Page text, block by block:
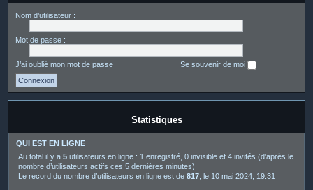
Nom d’utilisateur :
Mot de passe :
J’ai oublié mon mot de passe Se souvenir de moi
Statistiques
QUI EST EN LIGNE
Au total il y a 5 utilisateurs en ligne : 1 enregistré, 0 invisible et 4 invités (d’après le
nombre d’utilisateurs actifs ces 5 dernières minutes)
Le record du nombre d’utilisateurs en ligne est de 817 , le 10 mai 2024, 19:31